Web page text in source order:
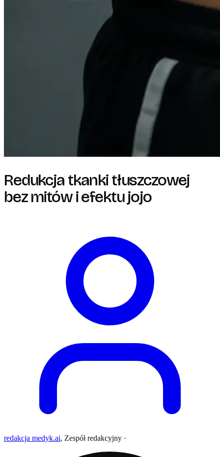
Redukcja tkanki tłuszczowej
bez mitów i efektu jojo
redakcja medyk.ai, Zespół redakcyjny ·